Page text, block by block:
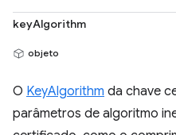
keyAlgorithm
objeto
O KeyAlgorithm da chave
parâmetros de algoritmo